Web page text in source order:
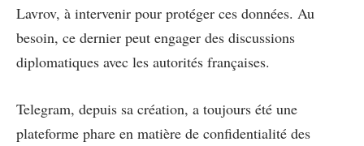
Lavrov, à intervenir pour protéger ces données. Au
besoin, ce dernier peut engager des discussions
diplomatiques avec les autorités françaises.
Telegram, depuis sa création, a toujours été une
plateforme phare en matière de confidentialité des